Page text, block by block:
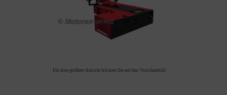
Für eine größere Ansicht klicken Sie auf das Vorschaubild